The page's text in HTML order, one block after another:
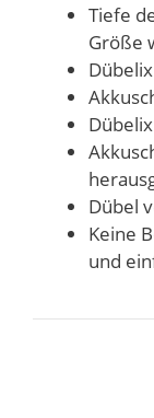
Tiefe
Größe
Dübel
Keine
und